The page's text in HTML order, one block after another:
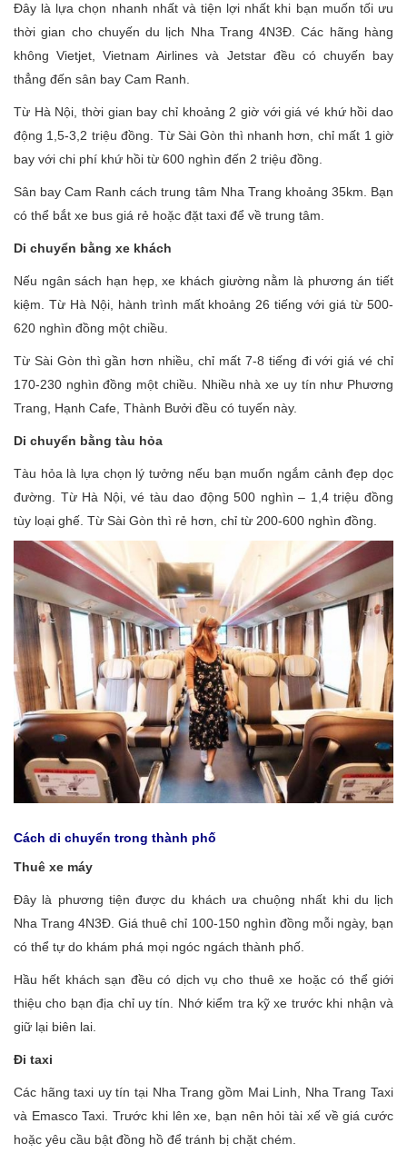
Đây là lựa chọn nhanh nhất và tiện lợi nhất khi bạn muốn tối ưu
thời gian cho chuyến du lịch Nha Trang 4N3Đ. Các hãng hàng
không Vietjet, Vietnam Airlines và Jetstar đều có chuyến bay
thẳng đến sân bay Cam Ranh.
Từ Hà Nội, thời gian bay chỉ khoảng 2 giờ với giá vé khứ hồi dao
động 1,5-3,2 triệu đồng. Từ Sài Gòn thì nhanh hơn, chỉ mất 1 giờ
bay với chi phí khứ hồi từ 600 nghìn đến 2 triệu đồng.
Sân bay Cam Ranh cách trung tâm Nha Trang khoảng 35km. Bạn
có thể bắt xe bus giá rẻ hoặc đặt taxi để về trung tâm.
Di chuyển bằng xe khách
Nếu ngân sách hạn hẹp, xe khách giường nằm là phương án tiết
kiệm. Từ Hà Nội, hành trình mất khoảng 26 tiếng với giá từ 500-
620 nghìn đồng một chiều.
Từ Sài Gòn thì gần hơn nhiều, chỉ mất 7-8 tiếng đi với giá vé chỉ
170-230 nghìn đồng một chiều. Nhiều nhà xe uy tín như Phương
Trang, Hạnh Cafe, Thành Bưởi đều có tuyến này.
Di chuyển bằng tàu hỏa
Tàu hỏa là lựa chọn lý tưởng nếu bạn muốn ngắm cảnh đẹp dọc
đường. Từ Hà Nội, vé tàu dao động 500 nghìn – 1,4 triệu đồng
tùy loại ghế. Từ Sài Gòn thì rẻ hơn, chỉ từ 200-600 nghìn đồng.
Cách di chuyển trong thành phố
Thuê xe máy
Đây là phương tiện được du khách ưa chuộng nhất khi du lịch
Nha Trang 4N3Đ. Giá thuê chỉ 100-150 nghìn đồng mỗi ngày, bạn
có thể tự do khám phá mọi ngóc ngách thành phố.
Hầu hết khách sạn đều có dịch vụ cho thuê xe hoặc có thể giới
thiệu cho bạn địa chỉ uy tín. Nhớ kiểm tra kỹ xe trước khi nhận và
giữ lại biên lai.
Đi taxi
Các hãng taxi uy tín tại Nha Trang gồm Mai Linh, Nha Trang Taxi
và Emasco Taxi. Trước khi lên xe, bạn nên hỏi tài xế về giá cước
hoặc yêu cầu bật đồng hồ để tránh bị chặt chém.